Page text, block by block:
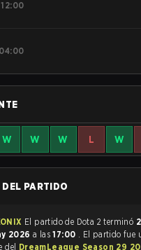
W W W L W
PARTIDO
El partido de Dota 2 terminó
2026 a las17:00 . El partido fue
del DreamLeague Season 29